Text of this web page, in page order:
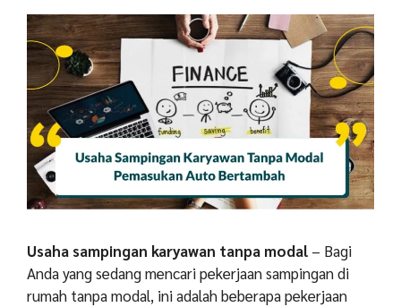
Usaha sampingan karyawan tanpa modal – Bagi
Anda yang sedang mencari pekerjaan sampingan di
rumah tanpa modal, ini adalah beberapa pekerjaan